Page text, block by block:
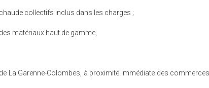
collectifs inclus dans les charges ;
matériaux haut de gamme,
La Garenne-Colombes, à proximité immédiate des